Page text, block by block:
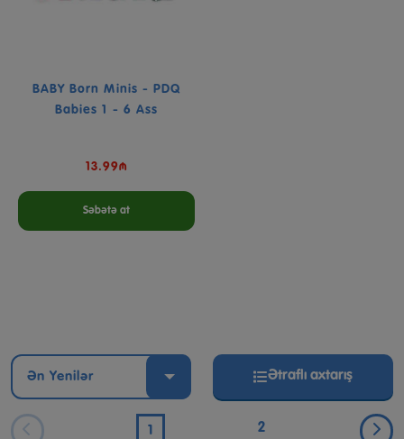
BABY Born Minis - PDQ
Babies 1 - 6 Ass
13.99₼
Səbətə at
Ən Yenilər Ətraflı axtarış
1 2